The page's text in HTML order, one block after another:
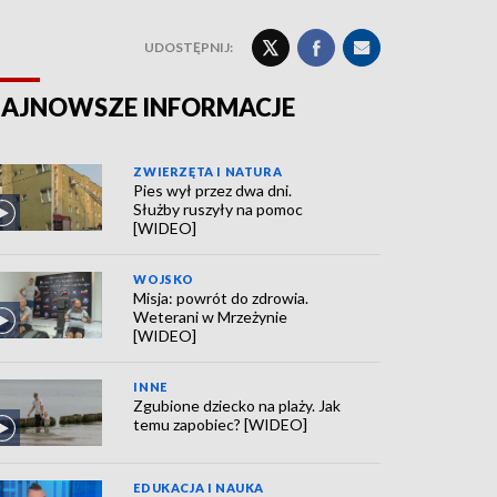
UDOSTĘPNIJ:
INFORMACJE
ZWIERZĘTA I NATURA
Pies wył przez dwa dni.
Służby ruszyły na pomoc
[WIDEO]
WOJSKO
Misja: powrót do zdrowia.
Weterani w Mrzeżynie
[WIDEO]
INNE
Zgubione dziecko na plaży. Jak
temu zapobiec? [WIDEO]
EDUKACJA I NAUKA